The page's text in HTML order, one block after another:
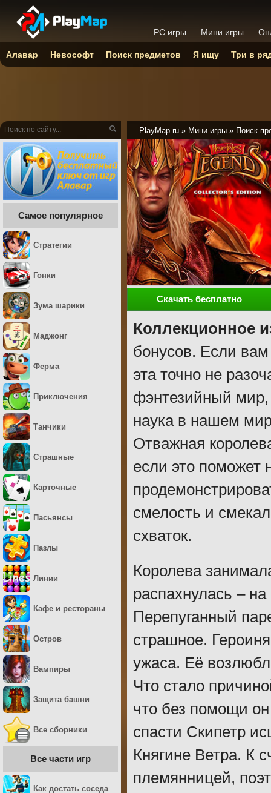
PlayMap.ru » Мини игры » Поиск
Скачать бесплатно
Коллекционное
бонусов. Если
эта точно не
фэнтезийный мир,
наука в нашем
Отважная
если это поможет
смелость и
схваток.
Королева
распахнулась –
Перепуганный
страшное.
ужаса. Её
Что стало
что без помощи он
спасти Скипетр
Княгине Ветра. К
племянницей,
Самое популярное
Стратегии
Гонки
Зума шарики
Маджонг
Ферма
Приключения
Танчики
Страшные
Карточные
Пасьянсы
Пазлы
Линии
Кафе и рестораны
Остров
Вампиры
Защита башни
Все сборники
Все части игр
Как достать соседа
PC игры Мини игры
Алавар Невософт Поиск предметов Я ищу Три в